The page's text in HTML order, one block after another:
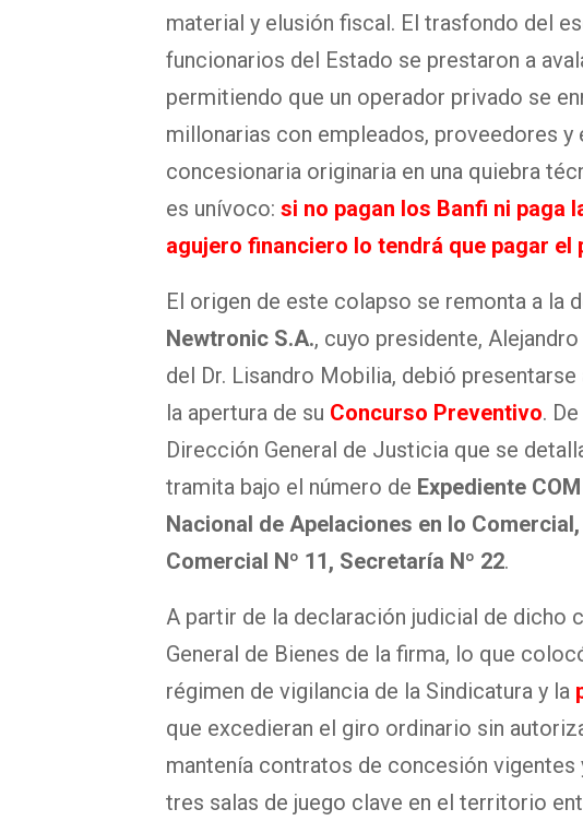
material y elusión fiscal. El trasfondo del
funcionarios del Estado se prestaron a
permitiendo que un operador privado se
millonarias con empleados, proveedores
concesionaria originaria en una quiebra
es unívoco: si no pagan los Banfi ni paga
agujero financiero lo tendrá que pagar el
El origen de este colapso se remonta a la
Newtronic S.A., cuyo presidente,
del Dr. Lisandro Mobilia, debió
la apertura de su Concurso Preventivo.
Dirección General de Justicia que se
tramita bajo el número de Expediente
Nacional de Apelaciones en lo
Comercial Nº 11, Secretaría Nº 22.
A partir de la declaración judicial de dicho
General de Bienes de la firma, lo que
régimen de vigilancia de la Sindicatura y la
que excedieran el giro ordinario sin
mantenía contratos de concesión
tres salas de juego clave en el territorio